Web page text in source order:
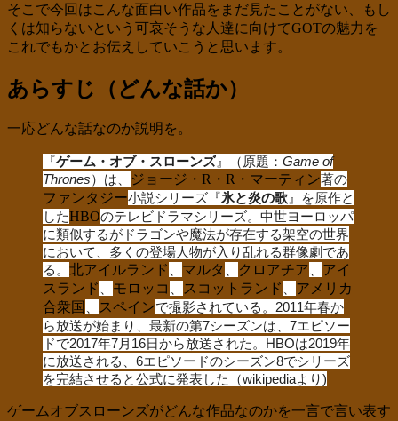
そこで今回はこんな面白い作品をまだ見たことがない、もし
くは知らないという可哀そうな人達に向けてGOTの魅力を
これでもかとお伝えしていこうと思います。
あらすじ（どんな話か）
一応どんな話なのか説明を。
『ゲーム・オブ・スローンズ』（原題： Game of
Thrones）は、 ジョージ・R・R・マーティン著の
ファンタジー小説シリーズ『氷と炎の歌』を原作と
したHBOのテレビドラマシリーズ。中世ヨーロッパ
に類似するがドラゴンや魔法が存在する架空の世界
において、多くの登場人物が入り乱れる群像劇であ
る。 北アイルランド 、 マルタ 、 クロアチア、 アイ
スランド 、 モロッコ 、 スコットランド 、 アメリカ
合衆国 、 スペインで撮影されている。2011年春か
ら放送が始まり、最新の第7シーズンは、7エピソー
ドで2017年7月16日から放送された。HBOは2019年
に放送される、6エピソードのシーズン8でシリーズ
を完結させると公式に発表した（wikipediaより)
ゲームオブスローンズがどんな作品なのかを一言で言い表す